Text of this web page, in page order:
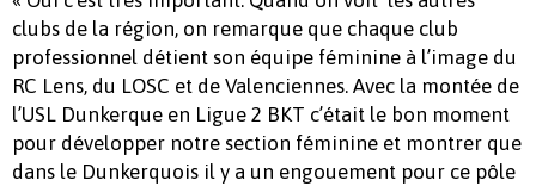
clubs de la région, on remarque que chaque club
professionnel détient son équipe féminine à l’image du
RC Lens, du LOSC et de Valenciennes. Avec la montée de
l’USL Dunkerque en Ligue 2 BKT c’était le bon moment
pour développer notre section féminine et montrer que
dans le Dunkerquois il y a un engouement pour ce pôle